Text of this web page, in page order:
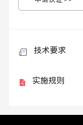
备》。 申请认证
和申请单元说明
技术要求
实施规则